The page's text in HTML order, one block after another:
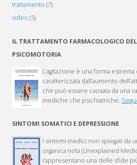
trattamento (7)
video (5)
IL TRATTAMENTO FARMACOLOGICO
PSICOMOTORIA
L’agitazione è una forma
caratterizzata dall’aumento
che può essere causata da una
mediche che psichiatriche.
SINTOMI SOMATICI E DEPRESSIONE
I sintomi medici non spiegati da
organica nota (Unexplained
rappresentano una delle sfide